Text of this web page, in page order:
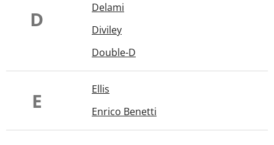
D
Delami
Diviley
Double-D
E
Ellis
Enrico Benetti